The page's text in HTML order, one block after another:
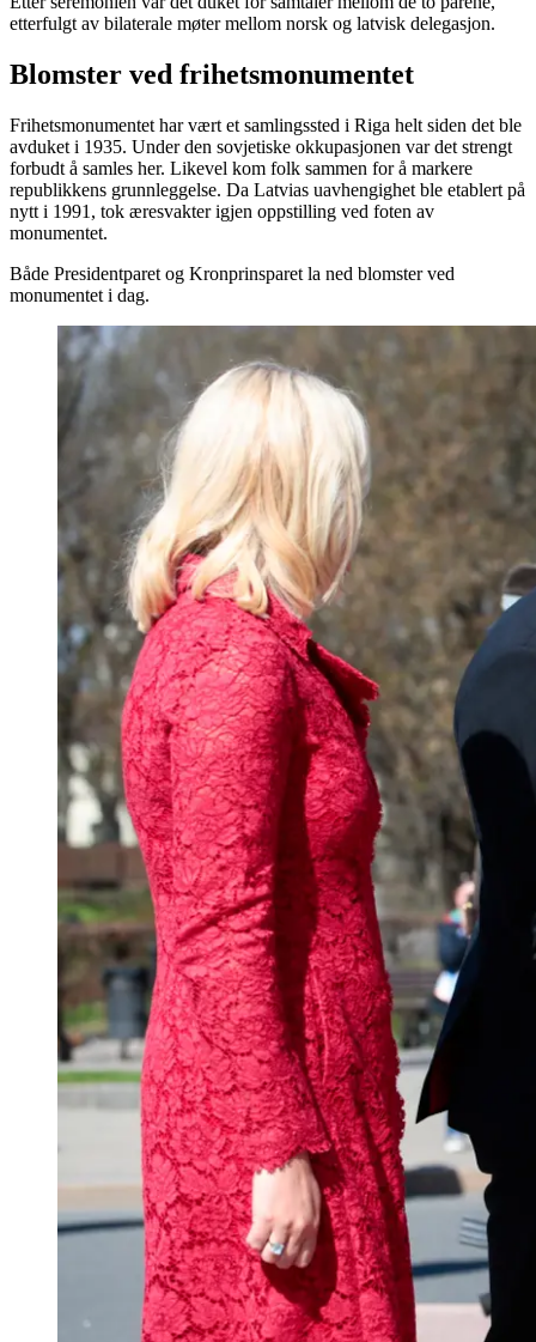
etterfulgt av bilaterale møter mellom norsk og latvisk delegasjon.
Blomster ved frihetsmonumentet
Frihetsmonumentet har vært et samlingssted i Riga helt siden det ble
avduket i 1935. Under den sovjetiske okkupasjonen var det strengt
forbudt å samles her. Likevel kom folk sammen for å markere
republikkens grunnleggelse. Da Latvias uavhengighet ble etablert på
nytt i 1991, tok æresvakter igjen oppstilling ved foten av
monumentet.
Både Presidentparet og Kronprinsparet la ned blomster ved
monumentet i dag.